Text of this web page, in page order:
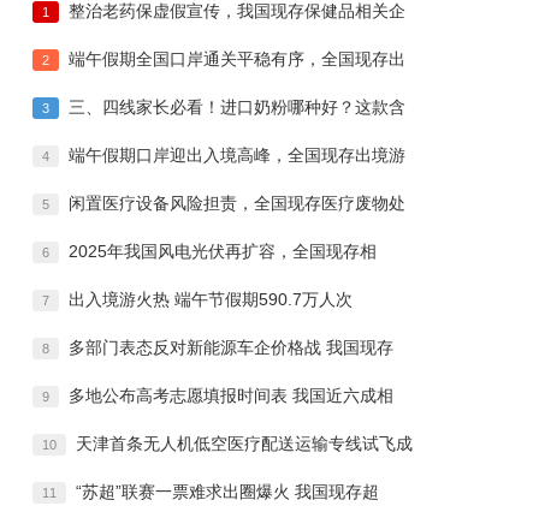
1 整治老药保虚假宣传，我国现存保健品相关企
2 端午假期全国口岸通关平稳有序，全国现存出
3 三、四线家长必看！进口奶粉哪种好？这款含
4 端午假期口岸迎出入境高峰，全国现存出境游
5 闲置医疗设备风险担责，全国现存医疗废物处
6 2025年我国风电光伏再扩容，全国现存相
7 出入境游火热 端午节假期590.7万人次
8 多部门表态反对新能源车企价格战 我国现存
9 多地公布高考志愿填报时间表 我国近六成相
10 天津首条无人机低空医疗配送运输专线试飞成
11 “苏超”联赛一票难求出圈爆火 我国现存超